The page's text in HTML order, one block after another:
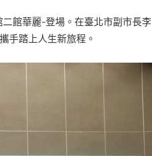
館華麗-登場。在臺北市副市長李
手踏上人生新旅程。